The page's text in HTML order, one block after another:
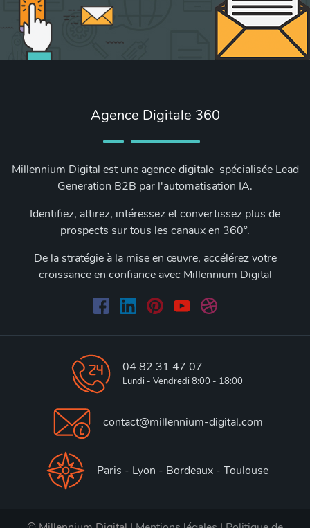
Agence Digitale 360
Millennium Digital est une agence digitale spécialisée Lead
Generation B2B par l'automatisation IA.
Identifiez, attirez, intéressez et convertissez plus de
prospects sur tous les canaux en 360°.
De la stratégie à la mise en œuvre, accélérez votre
croissance en confiance avec Millennium Digital
04 82 31 47 07
Lundi - Vendredi 8:00 - 18:00
contact@millennium-digital.com
Paris - Lyon - Bordeaux - Toulouse